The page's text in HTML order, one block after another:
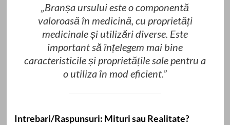
„Branșa ursului este o componentă
valoroasă în medicină, cu proprietăți
medicinale și utilizări diverse. Este
important să înțelegem mai bine
caracteristicile și proprietățile sale pentru a
o utiliza în mod eficient.”
Intrebari/Raspunsuri: Mituri sau Realitate?